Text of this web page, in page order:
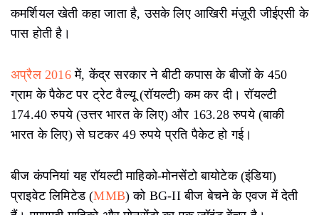
कमर्शियल खेती कहा जाता है, उसके लिए आखिरी मंज़ूरी जीईएसी के
पास होती है।
अप्रैल 2016में, केंद्र सरकार ने बीटी कपास के बीजों के 450
ग्राम के पैकेट पर ट्रेट वैल्यू (रॉयल्टी) कम कर दी। रॉयल्टी
174.40 रुपये (उत्तर भारत के लिए) और 163.28 रुपये (बाकी
भारत के लिए) से घटकर 49 रुपये प्रति पैकेट हो गई।
बीज कंपनियां यह रॉयल्टी माहिको-मोनसेंटो बायोटेक (इंडिया)
प्राइवेट लिमिटेड (MMB) को BG-II बीज बेचने के एवज में देती